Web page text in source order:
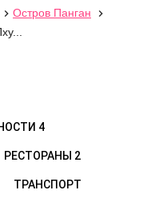
 Остров Панган

4
РЕСТОРАНЫ 2
ТРАНСПОРТ